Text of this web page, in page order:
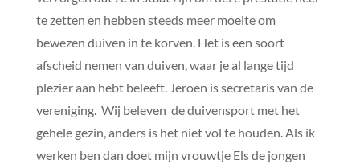
te zetten en hebben steeds meer moeite om
bewezen duiven in te korven. Het is een soort
afscheid nemen van duiven, waar je al lange tijd
plezier aan hebt beleeft. Jeroen is secretaris van de
vereniging. Wij beleven de duivensport met het
gehele gezin, anders is het niet vol te houden. Als ik
werken ben dan doet mijn vrouwtje Els de jongen